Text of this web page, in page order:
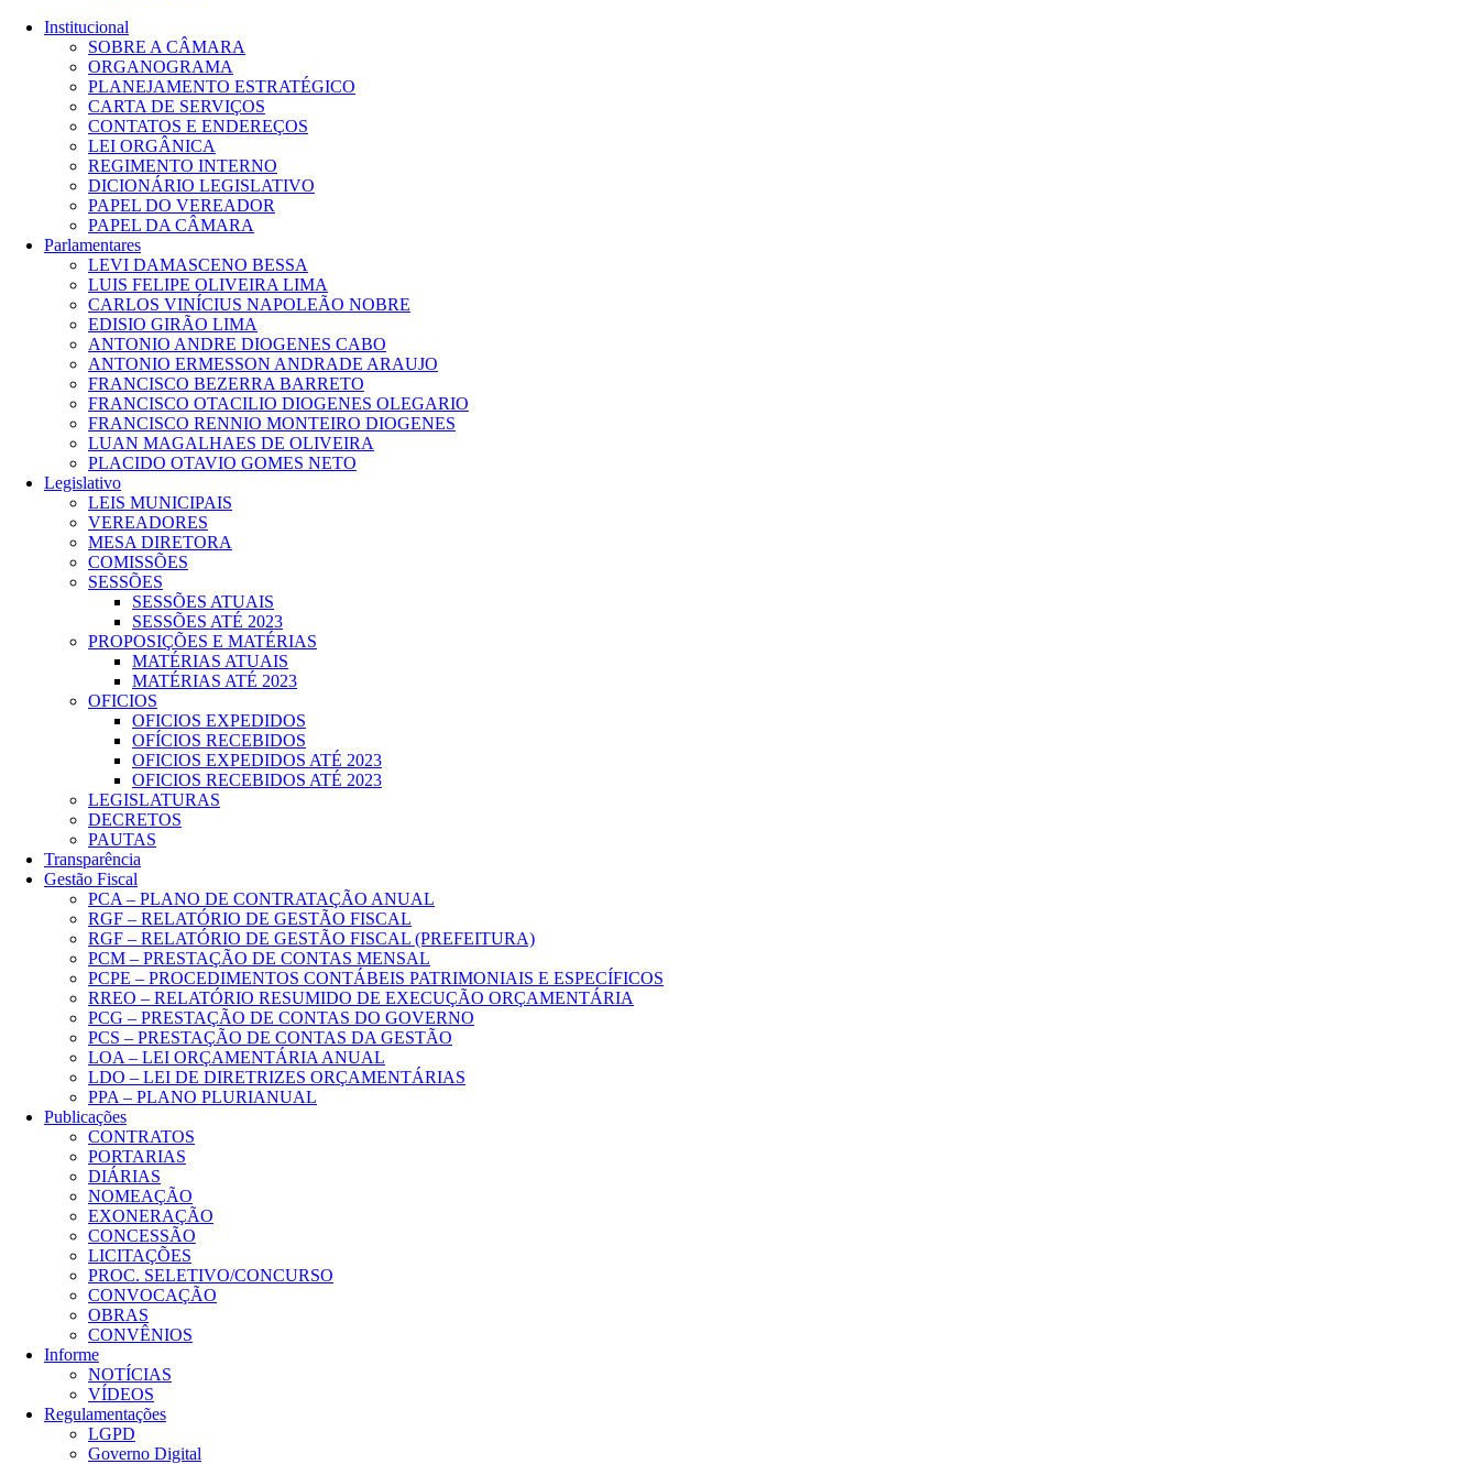
Institucional
SOBRE A CÂMARA
ORGANOGRAMA
PLANEJAMENTO ESTRATÉGICO
CARTA DE SERVIÇOS
CONTATOS E ENDEREÇOS
LEI ORGÂNICA
REGIMENTO INTERNO
DICIONÁRIO LEGISLATIVO
PAPEL DO VEREADOR
PAPEL DA CÂMARA
Parlamentares
LEVI DAMASCENO BESSA
LUIS FELIPE OLIVEIRA LIMA
CARLOS VINÍCIUS NAPOLEÃO NOBRE
EDISIO GIRÃO LIMA
ANTONIO ANDRE DIOGENES CABO
ANTONIO ERMESSON ANDRADE ARAUJO
FRANCISCO BEZERRA BARRETO
FRANCISCO OTACILIO DIOGENES OLEGARIO
FRANCISCO RENNIO MONTEIRO DIOGENES
LUAN MAGALHAES DE OLIVEIRA
PLACIDO OTAVIO GOMES NETO
Legislativo
LEIS MUNICIPAIS
VEREADORES
MESA DIRETORA
COMISSÕES
SESSÕES
SESSÕES ATUAIS
SESSÕES ATÉ 2023
PROPOSIÇÕES E MATÉRIAS
MATÉRIAS ATUAIS
MATÉRIAS ATÉ 2023
OFICIOS
OFICIOS EXPEDIDOS
OFÍCIOS RECEBIDOS
OFICIOS EXPEDIDOS ATÉ 2023
OFICIOS RECEBIDOS ATÉ 2023
LEGISLATURAS
DECRETOS
PAUTAS
Transparência
Gestão Fiscal
PCA – PLANO DE CONTRATAÇÃO ANUAL
RGF – RELATÓRIO DE GESTÃO FISCAL
RGF – RELATÓRIO DE GESTÃO FISCAL (PREFEITURA)
PCM – PRESTAÇÃO DE CONTAS MENSAL
PCPE – PROCEDIMENTOS CONTÁBEIS PATRIMONIAIS E ESPECÍFICOS
RREO – RELATÓRIO RESUMIDO DE EXECUÇÃO ORÇAMENTÁRIA
PCG – PRESTAÇÃO DE CONTAS DO GOVERNO
PCS – PRESTAÇÃO DE CONTAS DA GESTÃO
LOA – LEI ORÇAMENTÁRIA ANUAL
LDO – LEI DE DIRETRIZES ORÇAMENTÁRIAS
PPA – PLANO PLURIANUAL
Publicações
CONTRATOS
PORTARIAS
DIÁRIAS
NOMEAÇÃO
EXONERAÇÃO
CONCESSÃO
LICITAÇÕES
PROC. SELETIVO/CONCURSO
CONVOCAÇÃO
OBRAS
CONVÊNIOS
Informe
NOTÍCIAS
VÍDEOS
Regulamentações
LGPD
Governo Digital